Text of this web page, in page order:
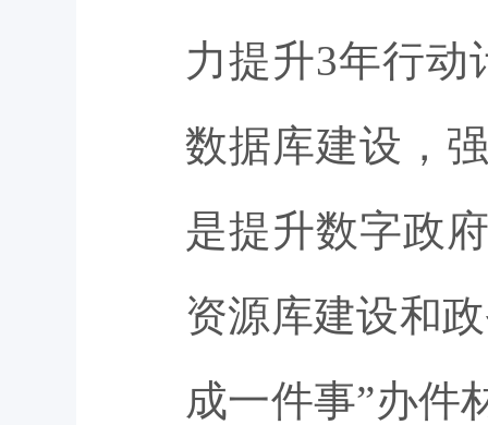
力提升3年行动
数据库建设，
是提升数字政
资源库建设和
成一件事”办件